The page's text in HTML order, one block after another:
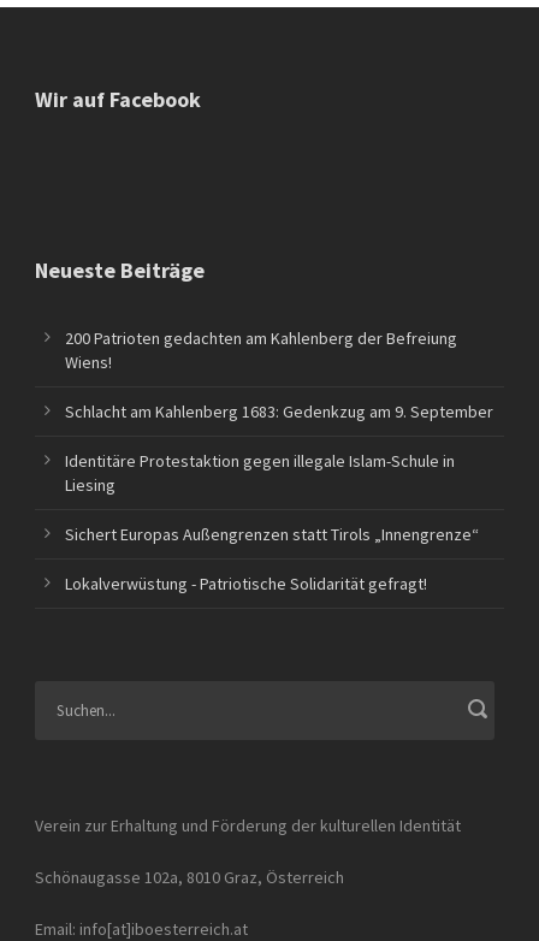
Wir auf Facebook
Neueste Beiträge
200 Patrioten gedachten am Kahlenberg der Befreiung
Wiens!
Schlacht am Kahlenberg 1683: Gedenkzug am 9. September
Identitäre Protestaktion gegen illegale Islam-Schule in
Liesing
Sichert Europas Außengrenzen statt Tirols „Innengrenze“
Lokalverwüstung - Patriotische Solidarität gefragt!
Verein zur Erhaltung und Förderung der kulturellen Identität
Schönaugasse 102a, 8010 Graz, Österreich
Email: info[at]iboesterreich.at